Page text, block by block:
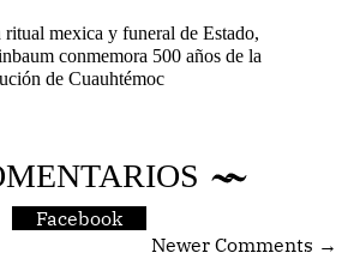
ritual mexica y funeral de Estado,
conmemora 500 años de la
de Cuauhtémoc
Facebook
Newer Comments →